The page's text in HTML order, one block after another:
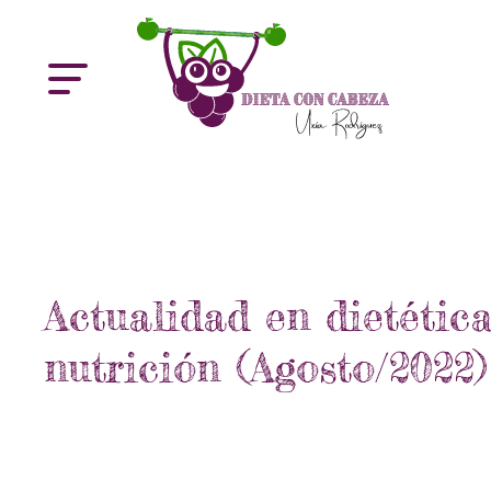
Actualidad en
nutrición (Agosto/2022)